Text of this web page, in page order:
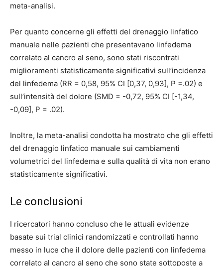
meta-analisi.
Per quanto concerne gli effetti del drenaggio linfatico
manuale nelle pazienti che presentavano linfedema
correlato al cancro al seno, sono stati riscontrati
miglioramenti statisticamente significativi sull’incidenza
del linfedema (RR = 0,58, 95% CI [0,37, 0,93], P =.02) e
sull’intensità del dolore (SMD = -0,72, 95% CI [-1,34,
-0,09], P = .02).
Inoltre, la meta-analisi condotta ha mostrato che gli effetti
del drenaggio linfatico manuale sui cambiamenti
volumetrici del linfedema e sulla qualità di vita non erano
statisticamente significativi.
Le conclusioni
I ricercatori hanno concluso che le attuali evidenze
basate sui trial clinici randomizzati e controllati hanno
messo in luce che il dolore delle pazienti con linfedema
correlato al cancro al seno che sono state sottoposte a